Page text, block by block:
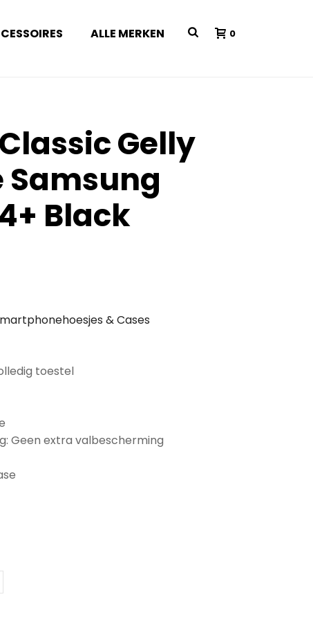
ALLE MERKEN 0
Gelly
Samsung
Black
& Cases
toestel
Geen extra valbescherming